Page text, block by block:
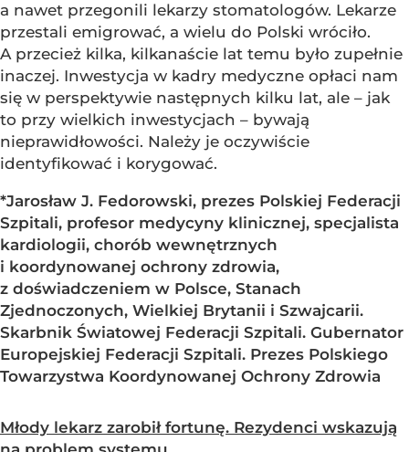
a nawet przegonili lekarzy stomatologów. Lekarze
przestali emigrować, a wielu do Polski wróciło.
A przecież kilka, kilkanaście lat temu było zupełnie
inaczej. Inwestycja w kadry medyczne opłaci nam
się w perspektywie następnych kilku lat, ale – jak
to przy wielkich inwestycjach – bywają
nieprawidłowości. Należy je oczywiście
identyfikować i korygować.
*Jarosław J. Fedorowski, prezes Polskiej Federacji
Szpitali, profesor medycyny klinicznej, specjalista
kardiologii, chorób wewnętrznych
i koordynowanej ochrony zdrowia,
z doświadczeniem w Polsce, Stanach
Zjednoczonych, Wielkiej Brytanii i Szwajcarii.
Skarbnik Światowej Federacji Szpitali. Gubernator
Europejskiej Federacji Szpitali. Prezes Polskiego
Towarzystwa Koordynowanej Ochrony Zdrowia
Młody lekarz zarobił fortunę. Rezydenci wskazują